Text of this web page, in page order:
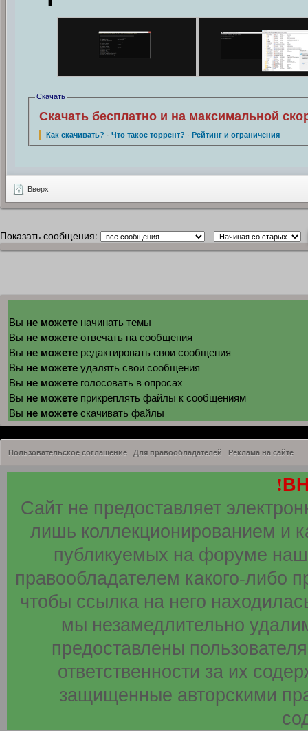
Скачать
Скачать бесплатно и на максимальной
Как скачивать? ·Что такое торрент? · Рейтинг и ограничения
Вверх
Показать сообщения:
Вы не можете начинать темы
Вы не можете отвечать на сообщения
Вы не можете редактировать свои сообщения
Вы не можете удалять свои сообщения
Вы не можете голосовать в опросах
Вы не можете прикреплять файлы к сообщениям
Вы не можете скачивать файлы
Пользовательское соглашение Для правообладателей Реклама на сайте
Сайт не предоставляет
лишь коллекционированием и
публикуемых на форуме
правообладателем какого-либо
чтобы ссылка на него
мы незамедлительно
предоставлены
ответственности за их
защищенные авторскими